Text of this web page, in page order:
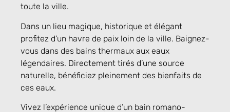
toute la ville.
Dans un lieu magique, historique et élégant
profitez d’un havre de paix loin de la ville. Baignez-
vous dans des bains thermaux aux eaux
légendaires. Directement tirés d’une source
naturelle, bénéficiez pleinement des bienfaits de
ces eaux.
Vivez l’expérience unique d’un bain romano-